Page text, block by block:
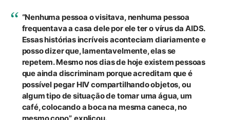
“Nenhuma pessoa o visitava, nenhuma pessoa
frequentava a casa dele por ele ter o vírus da AIDS.
Essas histórias incríveis aconteciam diariamente e
posso dizer que, lamentavelmente, elas se
repetem. Mesmo nos dias de hoje existem pessoas
que ainda discriminam porque acreditam que é
possível pegar HIV compartilhando objetos, ou
algum tipo de situação de tomar uma água, um
café, colocando a boca na mesma caneca, no
mesmo copo”, explicou.